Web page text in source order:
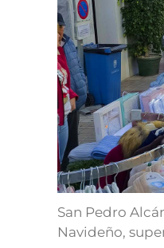
San Pedro
Navideño,